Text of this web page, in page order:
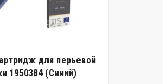
для перьевой
1950384 (Cиний)